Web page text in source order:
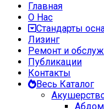
Главная
О Нас
Стандарты
Лизинг
Ремонт и
Публикации
Контакты
Весь Каталог